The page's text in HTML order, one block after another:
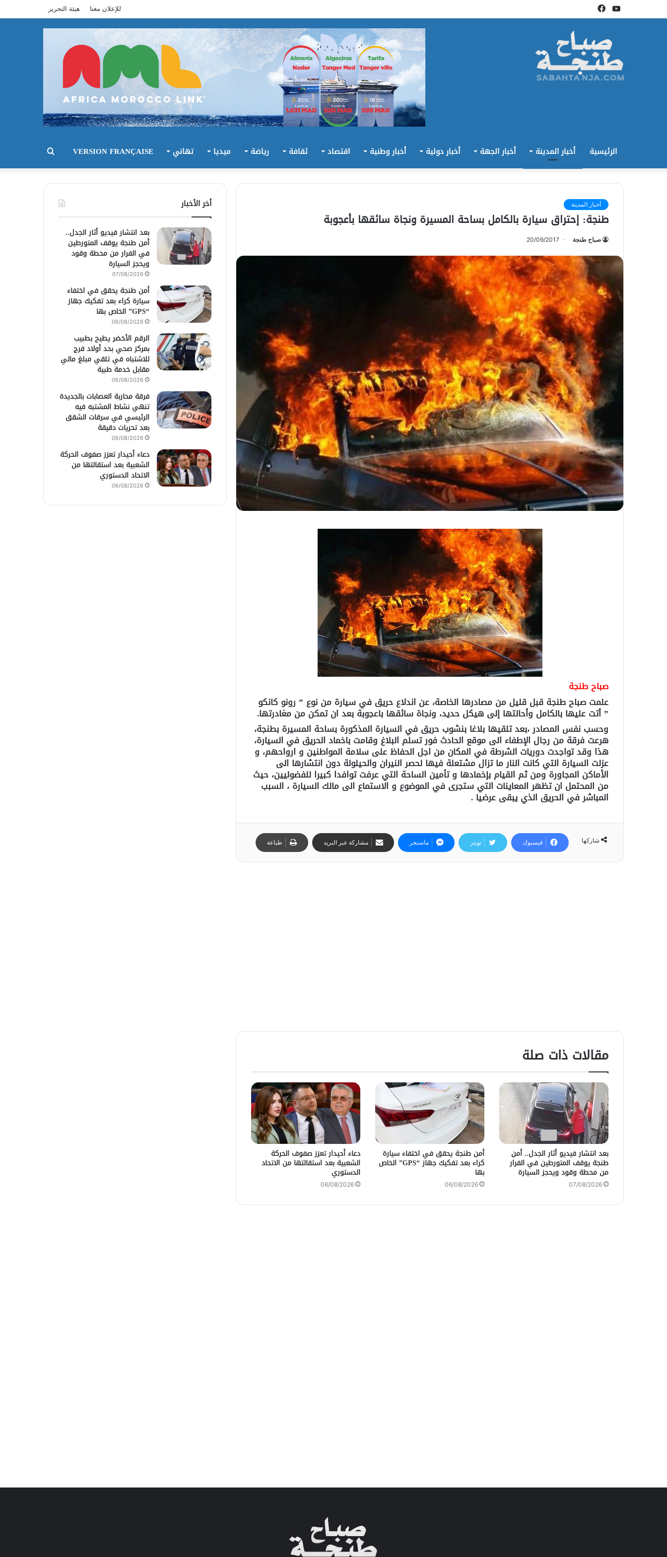
فيسبوكيوتيوب للإعلان معنا هيئة التحرير
الرئيسية أخبار المدينة أخبار الجهة أخبار دولية أخبار وطنية اقتصاد ثقافة رياضة ميديا تهاني VERSION FRANÇAISE بحث
أخبار المدينة
طنجة: إحتراق سيارة بالكامل بساحة المسيرة ونجاة سائقها بأعجوبة
صباح طنجة 20/09/2017
صباح طنجة
علمت صباح طنجة قبل قليل من مصادرها الخاصة، عن اندلاع حريق في سيارة من نوع ” رونو كانكو
” أتت عليها بالكامل وأحالتها إلى هيكل حديد، ونجاة سائقها باعجوبة بعد ان تمكن من مغادرتها.
وحسب نفس المصادر ،بعد تلقيها بلاغا بنشوب حريق في السيارة المذكورة بساحة المسيرة بطنجة،
هرعت فرقة من رجال الإطفاء الى موقع الحادث فور تسلم البلاغ وقامت باخماد الحريق في السيارة،
هذا وقد تواجدت دوريات الشرطة في المكان من اجل الحفاظ على سلامة المواطنين و ارواحهم، و
عزلت السيارة التي كانت النار ما تزال مشتعلة فيها لحصر النيران والحيلولة دون انتشارها الى
الأماكن المجاورة ومن ثم القيام بإخمادها و تأمين الساحة التي عرفت توافدا كبيرا للفضوليين، حيث
من المحتمل ان تظهر المعاينات التي ستجرى في الموضوع و الاستماع الى مالك السيارة ، السبب
المباشر في الحريق الذي يبقى عرضيا .
شاركها فيسبوك تويتر ماسنجر مشاركة عبر البريد طباعة
مقالات ذات صلة
بعد انتشار فيديو أثار الجدل.. أمن
طنجة يوقف المتورطين في الفرار
من محطة وقود ويحجز السيارة
07/08/2026
أمن طنجة يحقق في اختفاء سيارة
كراء بعد تفكيك جهاز “GPS” الخاص
بها
06/08/2026
دعاء أحيدار تعزز صفوف الحركة
الشعبية بعد استقالتها من الاتحاد
الدستوري
06/08/2026
أخر الأخبار
بعد انتشار فيديو أثار الجدل..
أمن طنجة يوقف المتورطين
في الفرار من محطة وقود
ويحجز السيارة
07/08/2026
أمن طنجة يحقق في اختفاء
سيارة كراء بعد تفكيك جهاز
“GPS” الخاص بها
06/08/2026
الرقم الأخضر يطيح بطبيب
بمركز صحي بحد أولاد فرج
للاشتباه في تلقي مبلغ مالي
مقابل خدمة طبية
06/08/2026
فرقة محاربة العصابات بالجديدة
تنهي نشاط المشتبه فيه
الرئيسي في سرقات الشقق
بعد تحريات دقيقة
06/08/2026
دعاء أحيدار تعزز صفوف الحركة
الشعبية بعد استقالتها من
الاتحاد الدستوري
06/08/2026